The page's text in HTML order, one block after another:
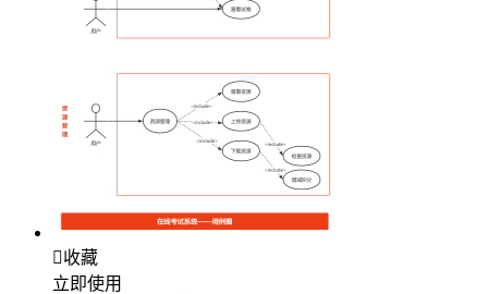
收藏
立即使用